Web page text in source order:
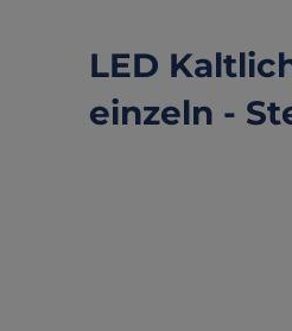
LED
einzeln -